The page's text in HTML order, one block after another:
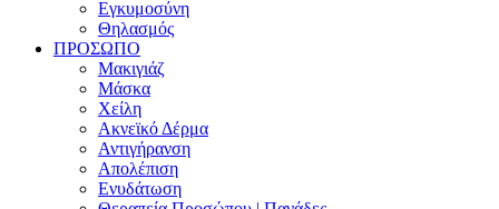
Εγκυμοσύνη
Θηλασμός
ΠΡΟΣΩΠΟ
Μακιγιάζ
Μάσκα
Χείλη
Ακνεϊκό Δέρμα
Αντιγήρανση
Απολέπιση
Ενυδάτωση